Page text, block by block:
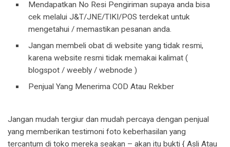
Mendapatkan No Resi Pengiriman supaya anda bisa
cek melalui J&T/JNE/TIKI/POS terdekat untuk
mengetahui / memastikan pesanan anda.
Jangan membeli obat di website yang tidak resmi,
karena website resmi tidak memakai kalimat (
blogspot / weebly / webnode )
Penjual Yang Menerima COD Atau Rekber
Jangan mudah tergiur dan mudah percaya dengan penjual
yang memberikan testimoni foto keberhasilan yang
tercantum di toko mereka seakan – akan itu bukti { Asli Atau